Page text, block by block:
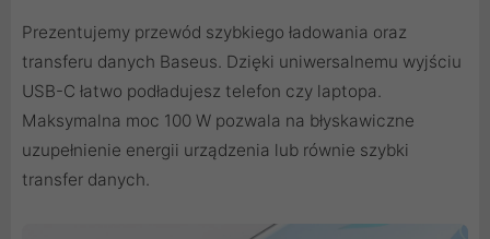
Prezentujemy przewód szybkiego ładowania oraz
transferu danych Baseus. Dzięki uniwersalnemu wyjściu
USB-C łatwo podładujesz telefon czy laptopa.
Maksymalna moc 100 W pozwala na błyskawiczne
uzupełnienie energii urządzenia lub równie szybki
transfer danych.